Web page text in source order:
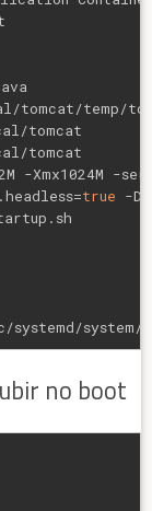
tomcat/temp/
tomcat
tomcat
-Xmx1024M -
true -
system/
no boot